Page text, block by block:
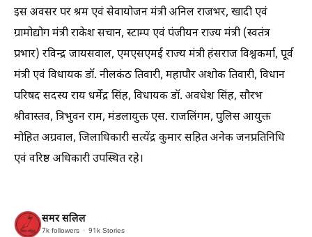
इस अवसर पर श्रम एवं सेवायोजन मंत्री अनिल राजभर, खादी एवं
ग्रामोद्योग मंत्री राकेश सचान, स्टाम्प एवं पंजीयन राज्य मंत्री (स्वतंत्र
प्रभार) रविन्द्र जायसवाल, एमएसएमई राज्य मंत्री हंसराज विश्वकर्मा, पूर्व
मंत्री एवं विधायक डॉ. नीलकंठ तिवारी, महापौर अशोक तिवारी, विधान
परिषद सदस्य राय धर्मेंद्र सिंह, विधायक डॉ. अवधेश सिंह, सौरभ
श्रीवास्तव, त्रिभुवन राम, मंडलायुक्त एस. राजलिंगम, पुलिस आयुक्त
मोहित अग्रवाल, जिलाधिकारी सत्येंद्र कुमार सहित अनेक जनप्रतिनिधि
एवं वरिष्ठ अधिकारी उपस्थित रहे।
समर सलिल
7k followers 91k Stories